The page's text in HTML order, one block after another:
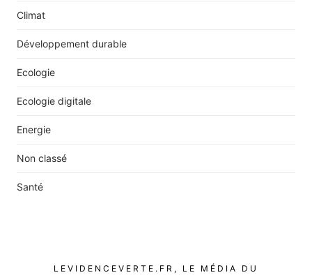
Climat
Développement durable
Ecologie
Ecologie digitale
Energie
Non classé
Santé
LEVIDENCEVERTE.FR, LE MÉDIA DU